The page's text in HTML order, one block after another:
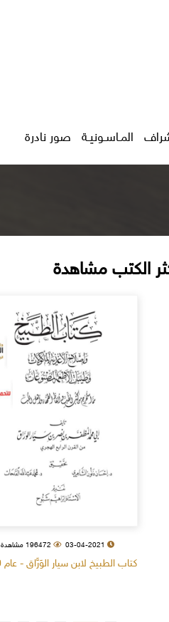
المـاسـونيـة صور نادرة
الكتب مشاهدة
03-04-2021 196472 مشاهدة
كتاب الطبيخ لابن سيار الوَرَّاق - عام 940م